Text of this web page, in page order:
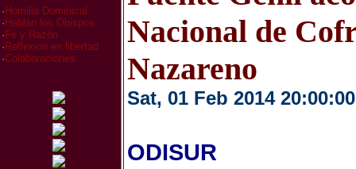
· Homilia Dominical
· Hablan los Obispos
· Fe y Razón
· Reflexion en libertad
·Colaboraciones
Nacional de
Nazareno
Sat, 01 Feb 2014 20:00:00
ODISUR